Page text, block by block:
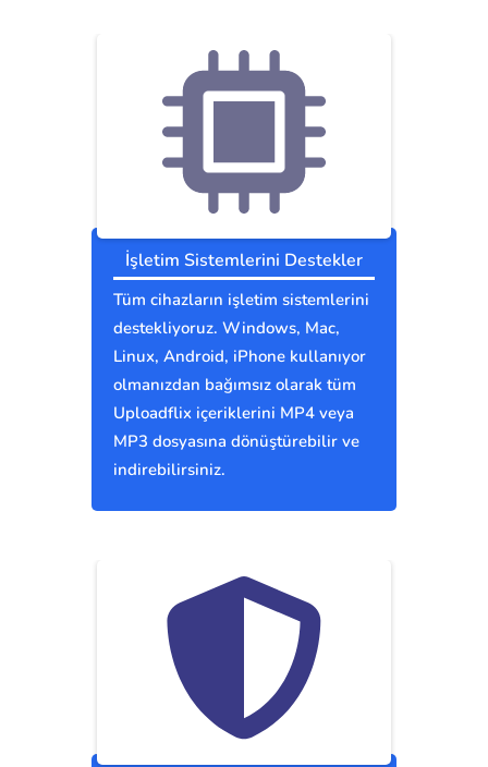
İşletim Sistemlerini Destekler
Tüm cihazların işletim sistemlerini
destekliyoruz. Windows, Mac,
Linux, Android, iPhone kullanıyor
olmanızdan bağımsız olarak tüm
Uploadflix içeriklerini MP4 veya
MP3 dosyasına dönüştürebilir ve
indirebilirsiniz.